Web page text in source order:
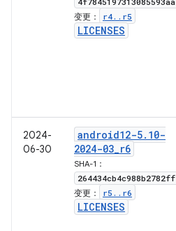
变更： r4. . r5
LICENSES
2024-
06-30
android12-5. 10-
2024-03_r6
SHA-1：
264434cb4c988b2782ff
变更： r5 . . r6
LICENSES